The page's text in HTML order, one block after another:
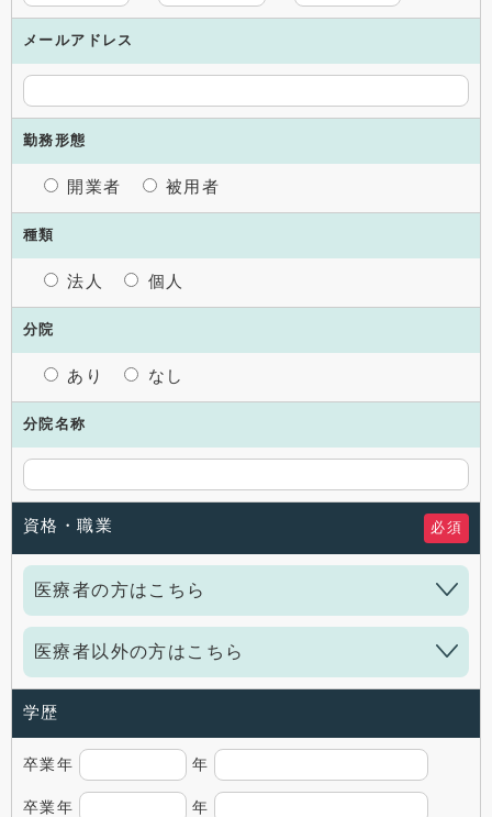
メールアドレス
勤務形態
開業者 被用者
種類
法人 個人
分院
あり なし
分院名称
資格・職業 必須
医療者の方はこちら
医療者以外の方はこちら
学歴
卒業年 年
卒業年 年